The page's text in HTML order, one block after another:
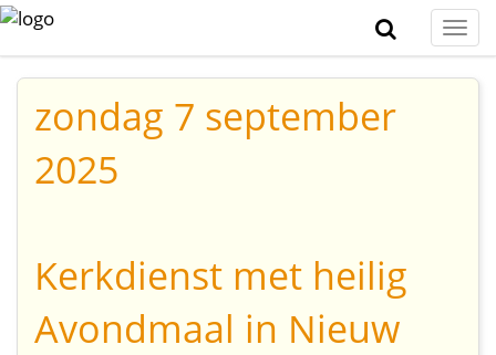
zondag 7 september
2025
Kerkdienst met heilig
Avondmaal in Nieuw